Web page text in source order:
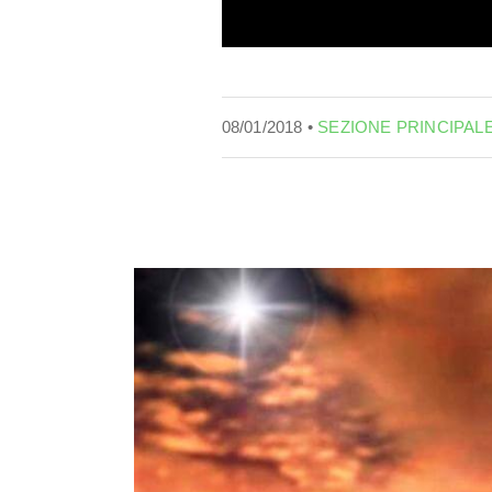
08/01/2018 • SEZIONE